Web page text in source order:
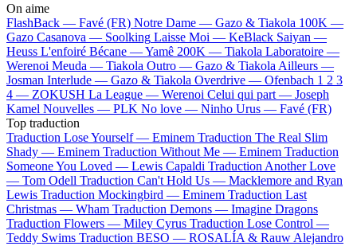
On aime
FlashBack — Favé (FR) Notre Dame — Gazo & Tiakola 100K —
Gazo Casanova — Soolking Laisse Moi — KeBlack Saiyan —
Heuss L'enfoiré Bécane —Yamê 200K — Tiakola Laboratoire —
Werenoi Meuda — Tiakola Outro — Gazo & Tiakola Ailleurs —
Josman Interlude — Gazo & Tiakola Overdrive — Ofenbach 1 2 3
4 — ZOKUSH La League — Werenoi Celui qui part — Joseph
Kamel Nouvelles — PLK No love — Ninho Urus — Favé (FR)
Top traduction
Traduction Lose Yourself — Eminem Traduction The Real Slim
Shady — Eminem Traduction Without Me — Eminem Traduction
Someone You Loved — Lewis Capaldi Traduction Another Love
— Tom Odell Traduction Can't Hold Us — Macklemore and Ryan
Lewis Traduction Mockingbird — Eminem Traduction Last
Christmas — Wham Traduction Demons — Imagine Dragons
Traduction Flowers — Miley Cyrus Traduction Lose Control —
Teddy Swims Traduction BESO — ROSALÍA & Rauw Alejandro